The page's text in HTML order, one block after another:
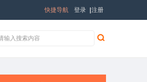
登录 注册
快捷导航